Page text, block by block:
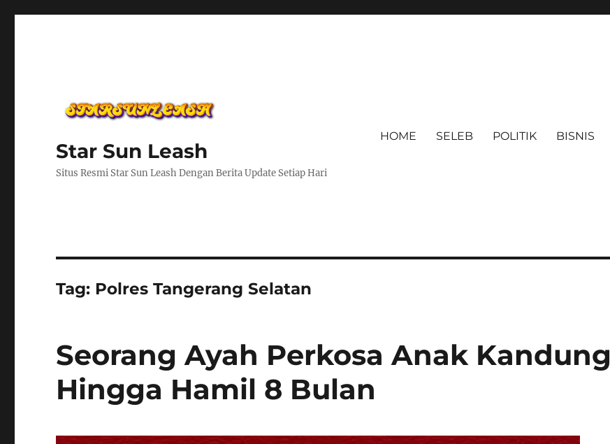
Star Sun Leash
Situs Resmi Star Sun Leash Dengan Berita Update Setiap Hari
HOME SELEB POLITIK BISNIS
Tag: Polres Tangerang Selatan
Seorang Ayah Perkosa Anak Kandung
Hingga Hamil 8 Bulan